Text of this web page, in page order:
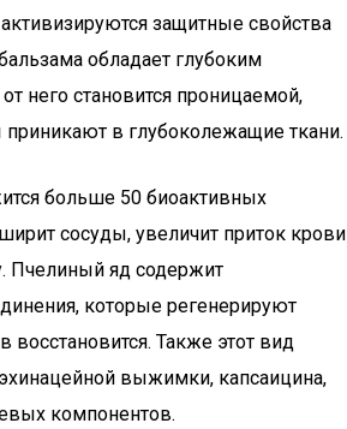
защитные свойства
обладает глубоким
него становится проницаемой,
в глубоколежащие ткани.
больше 50 биоактивных
сосуды, увеличит приток крови
Пчелиный яд содержит
которые регенерируют
восстановится. Также этот вид
выжимки, капсаицина,
компонентов.